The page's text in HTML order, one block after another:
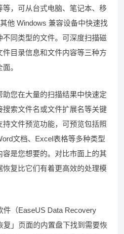
，可从台式电脑、笔记本、移
他 Windows 兼容设备中快速找
不同类型的文件。可深度扫描磁
目录信息和文件内容等三种方
。
您在大量的扫描结果中快速定
索文件名或文件扩展名等关键
文件预览功能，可预览包括照
文档、Excel表格等多种类型
是您想要的。对比市面上的其
复比它们有着更高效的处理模
件（EaseUS Data Recovery
复」页面的内置盘下找到需要恢